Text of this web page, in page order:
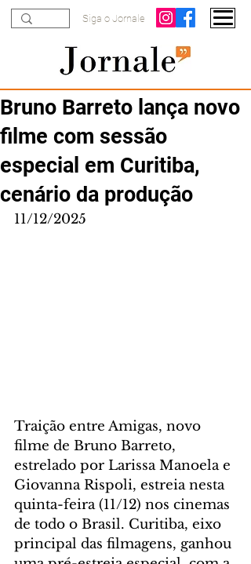
Siga o Jornale
Bruno Barreto lança novo
filme com sessão
especial em Curitiba,
cenário da produção
11/12/2025
Traição entre Amigas, novo
filme de Bruno Barreto,
estrelado por Larissa Manoela e
Giovanna Rispoli, estreia nesta
quinta-feira (11/12) nos cinemas
de todo o Brasil. Curitiba, eixo
principal das filmagens, ganhou